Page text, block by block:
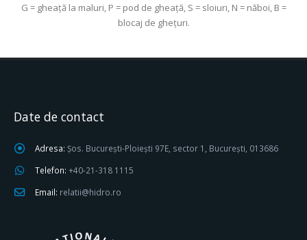
G = gheaţă la maluri, P = pod de gheaţă, S = sloiuri, N = năboi, B =
blocaj de gheţuri.
Date de contact
Adresa: Șos. București-Ploiești 97E, sector 1, București, 013686
Telefon: +40-21-318 1115
Email: relatii@hidro.ro